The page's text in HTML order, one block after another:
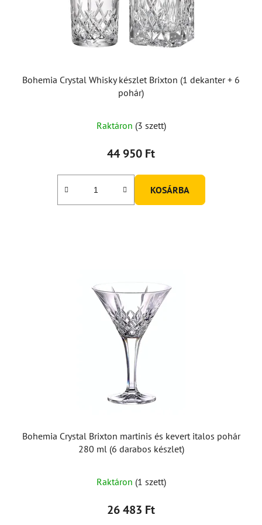
Bohemia Crystal Whisky készlet Brixton (1 dekanter + 6
pohár)
Raktáron (3 szett)
44 950 Ft
KOSÁRBA
Bohemia Crystal Brixton martinis és kevert italos pohár
280 ml (6 darabos készlet)
Raktáron (1 szett)
26 483 Ft